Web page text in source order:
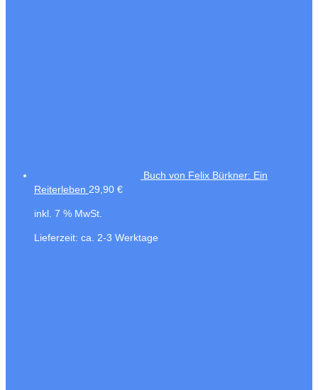
Buch von Felix Bürkner: Ein
Reiterleben 29,90 €
inkl. 7 % MwSt.
Lieferzeit: ca. 2-3 Werktage